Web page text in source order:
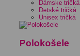
Dámske tričká
Detské tričká
Unisex tričká
Polokošele